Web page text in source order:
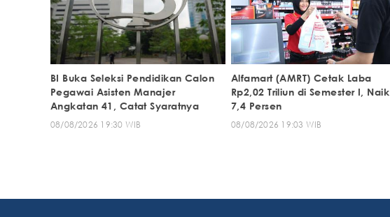
BI Buka Seleksi Pendidikan Calon
Pegawai Asisten Manajer
Angkatan 41, Catat Syaratnya
08/08/2026 19:30 WIB
Alfamart (AMRT) Cetak Laba
Rp2,02 Triliun di Semester I, Naik
7,4 Persen
08/08/2026 19:03 WIB